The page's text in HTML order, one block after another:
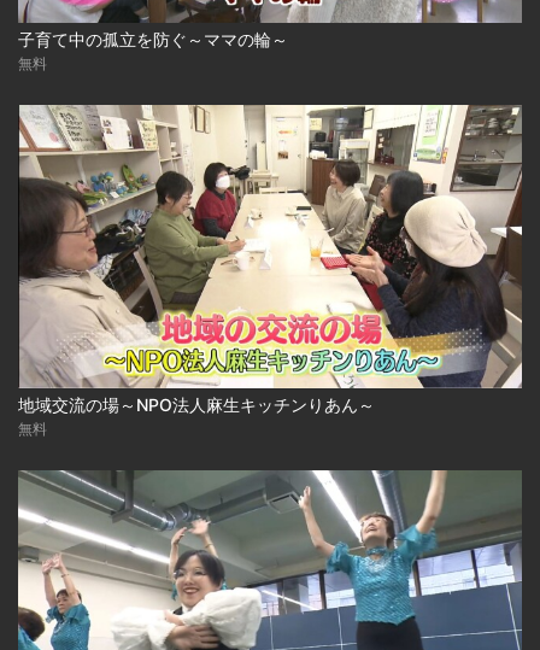
子育て中の孤立を防ぐ～ママの輪～
無料
地域交流の場～NPO法人麻生キッチンりあん～
無料